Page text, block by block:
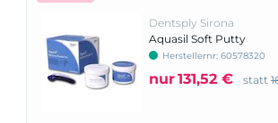
Dentsply Sirona
Aquasil Soft Putty
Herstellernr: 60578320
nur131,52 € statt